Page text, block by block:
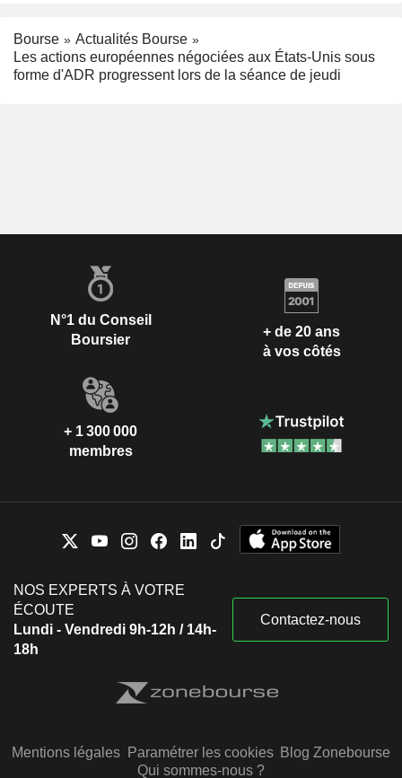
Bourse
Actualités Bourse
Les actions européennes négociées aux États-Unis sous
forme d'ADR progressent lors de la séance de jeudi
N°1 du Conseil
Boursier
+ de 20 ans
à vos côtés
+ 1 300 000
membres
NOS EXPERTS À VOTRE
ÉCOUTE
Lundi - Vendredi 9h-12h / 14h-
18h
Contactez-nous
Mentions légales Paramétrer les cookies Blog Zonebourse
Qui sommes-nous ?